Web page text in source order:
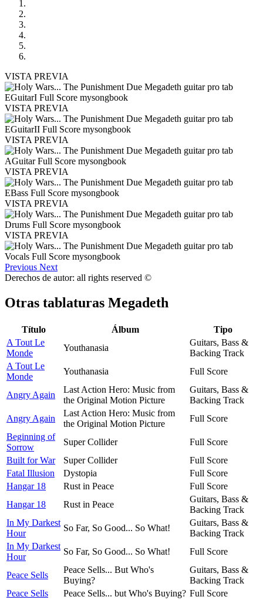
VISTA PREVIA
VISTA PREVIA
VISTA PREVIA
VISTA PREVIA
VISTA PREVIA
VISTA PREVIA
Previous Next
Derechos de autor: all rights reserved ©
Otras tablaturas Megadeth
Título Álbum
Tipo
A Tout Le
Monde
Youthanasia
Guitars, Bass &
Backing Track
A Tout Le
Monde
Youthanasia Full Score
Angry Again
Last Action Hero: Music from
the Original Motion Picture
Guitars, Bass &
Backing Track
Angry Again
Last Action Hero: Music from
the Original Motion Picture
Full Score
Beginning of
Sorrow
Super Collider
Full Score
Built for War
Super Collider
Full Score
Fatal Illusion
Dystopia
Full Score
Hangar 18
Rust in Peace
Full Score
Hangar 18
Rust in Peace
Guitars, Bass &
Backing Track
In My Darkest
Hour
So Far, So Good... So What!
Guitars, Bass &
Backing Track
In My Darkest
Hour
So Far, So Good... So What! Full Score
Peace Sells
Peace Sells... But Who's
Buying?
Guitars, Bass &
Backing Track
Peace Sells
Peace Sells... but Who's Buying? Full Score